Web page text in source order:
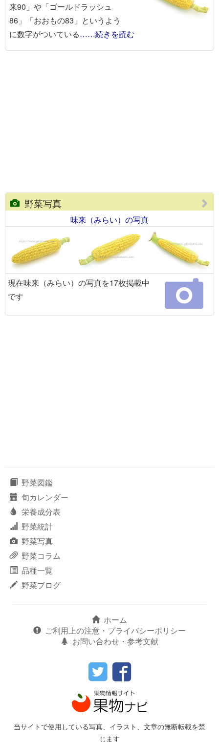
来90」や「ゴールドラッシュ
86」「おおもの83」というよう
に数字がついている……続きを読む
野菜写真
味来（みらい）の写真
現在味来（みらい）の写真を17枚掲載中
です
野菜図鑑
旬カレンダー
栄養成分表
野菜統計
野菜写真
野菜コラム
品種一覧
野菜ブログ
ホーム
ご利用上の注意・プライバシーポリシー
お問い合わせ・参考文献
当サイトで使用している写真、イラスト、文章の無断転載を禁
じます